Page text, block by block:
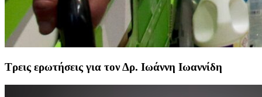
Τρεις ερωτήσεις για τον Δρ. Ιωάννη Ιωαννίδη